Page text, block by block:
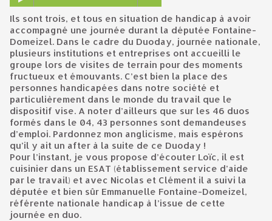
Ils sont trois, et tous en situation de handicap à avoir
accompagné une journée durant la députée Fontaine-
Domeizel. Dans le cadre du Duoday, journée nationale,
plusieurs institutions et entreprises ont accueilli le
groupe lors de visites de terrain pour des moments
fructueux et émouvants. C’est bien la place des
personnes handicapées dans notre société et
particulièrement dans le monde du travail que le
dispositif vise. A noter d’ailleurs que sur les 46 duos
formés dans le 04, 43 personnes sont demandeuses
d’emploi. Pardonnez mon anglicisme, mais espérons
qu’il y ait un after à la suite de ce Duoday !
Pour l’instant, je vous propose d’écouter Loïc, il est
cuisinier dans un ESAT (établissement service d’aide
par le travail) et avec Nicolas et Clément il a suivi la
députée et bien sûr Emmanuelle Fontaine-Domeizel,
référente nationale handicap à l’issue de cette
journée en duo.